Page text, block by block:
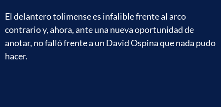
El delantero tolimense es infalible frente al arco
contrario y, ahora, ante una nueva oportunidad de
anotar, no falló frente a un David Ospina que nada pudo
hacer.